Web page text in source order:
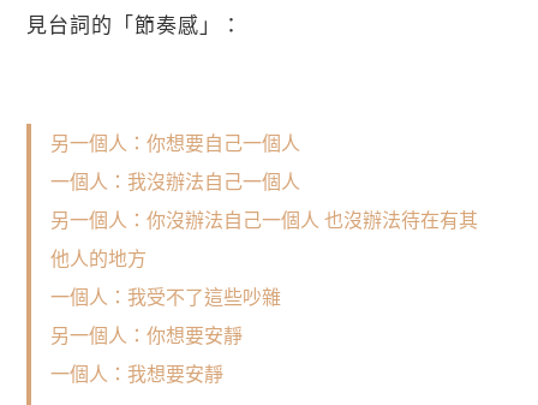
見台詞的「節奏感」：
另一個人：你想要自己一個人
一個人：我沒辦法自己一個人
另一個人：你沒辦法自己一個人 也沒辦法待在有其
他人的地方
一個人：我受不了這些吵雜
另一個人：你想要安靜
一個人：我想要安靜